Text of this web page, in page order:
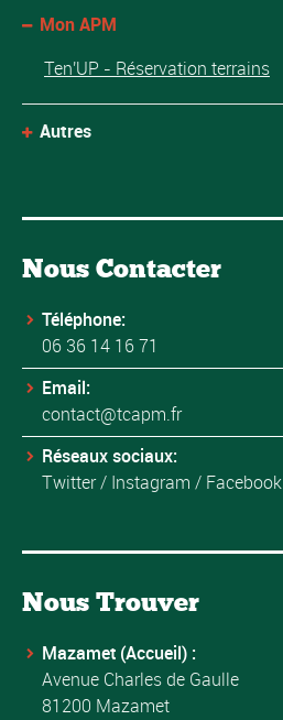
Mon APM
Ten'UP - Réservation terrains
Autres
Nous Contacter
Téléphone:
06 36 14 16 71
Email:
contact@tcapm.fr
Réseaux sociaux:
Twitter/ Instagram / Facebook
Nous Trouver
Mazamet (Accueil) :
Avenue Charles de Gaulle
81200 Mazamet